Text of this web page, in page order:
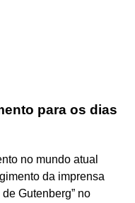
para os dias
no mundo atual
da imprensa
Gutenberg” no